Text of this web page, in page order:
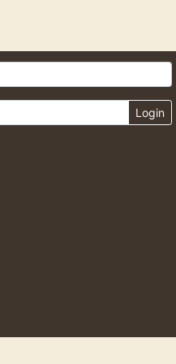
Login